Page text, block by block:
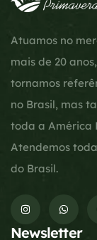
Atuamos no
mais de 20
tornamos
no Brasil, mas
toda a América
Atendemos
do Brasil.
Newsletter